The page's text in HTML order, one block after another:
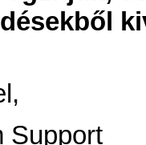
Support